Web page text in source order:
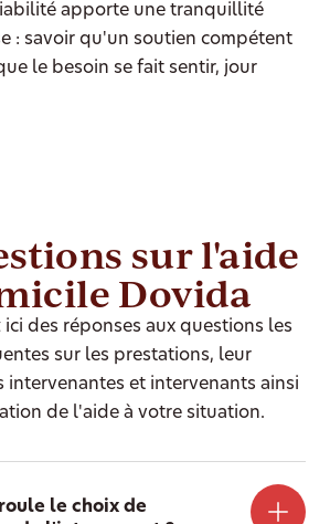
apporte une tranquillité
: savoir qu'un soutien compétent
le besoin se fait sentir, jour
sur l'aide
Dovida
des réponses aux questions les
sur les prestations, leur
intervenantes et intervenants ainsi
de l'aide à votre situation.
le choix de